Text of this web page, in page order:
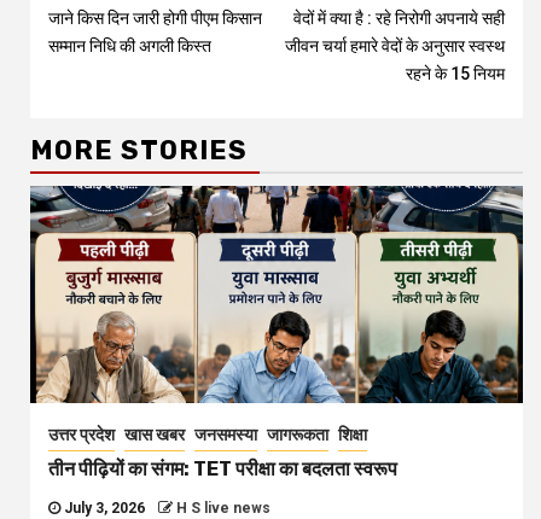
Reading
जाने किस दिन जारी होगी पीएम किसान
सम्मान निधि की अगली किस्त
वेदों में क्या है : रहे निरोगी अपनाये सही
जीवन चर्या हमारे वेदों के अनुसार स्वस्थ
रहने के 15 नियम
MORE STORIES
उत्तर प्रदेश खास खबर जनसमस्या जागरूकता शिक्षा
तीन पीढ़ियों का संगम: TET परीक्षा का बदलता स्वरूप
July 3, 2026 H S live news